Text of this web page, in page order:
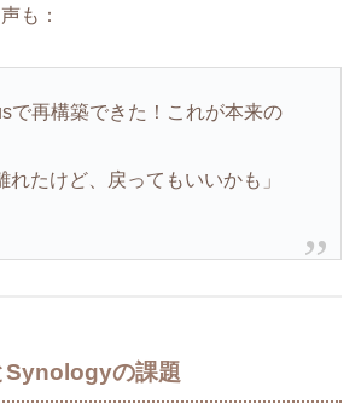
も：
で再構築できた！これが本来の
れたけど、戻ってもいいかも」
Synologyの課題